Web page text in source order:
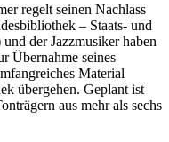
regelt seinen Nachlass
– Staats- und
der Jazzmusiker haben
Übernahme seines
Material
übergehen. Geplant ist
aus mehr als sechs